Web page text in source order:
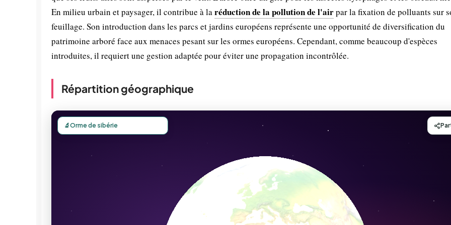
En milieu urbain et paysager, il contribue à laréduction de la pollution de l'airpar la fixation de polluants sur
feuillage. Son introduction dans les parcs et jardins européens représente une opportunité de diversification du
patrimoine arboré face aux menaces pesant sur les ormes européens. Cependant, comme beaucoup d'espèces
introduites, il requiert une gestion adaptée pour éviter une propagation incontrôlée.
Répartition géographique